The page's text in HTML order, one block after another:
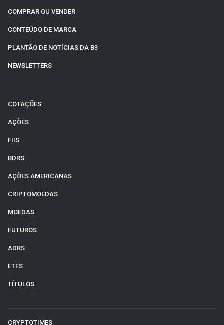
COMPRAR OU VENDER
CONTEÚDO DE MARCA
PLANTÃO DE NOTÍCIAS DA B3
NEWSLETTERS
COTAÇÕES
AÇÕES
FIIS
BDRS
AÇÕES AMERICANAS
CRIPTOMOEDAS
MOEDAS
FUTUROS
ADRS
ETFS
TÍTULOS
CRYPTOTIMES